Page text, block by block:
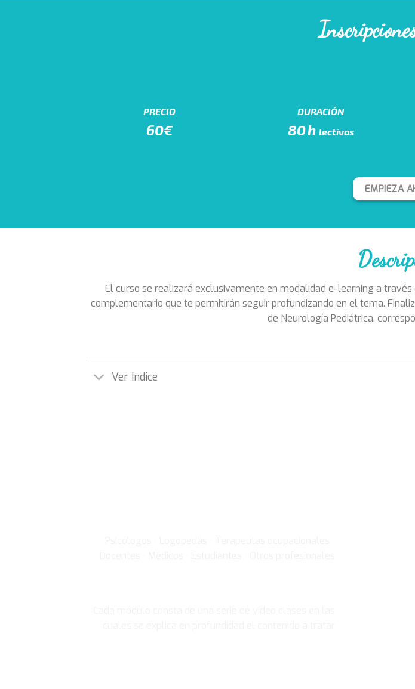
PRECIO
60€
DURACIÓN
80h lectivas
EMPIEZA
El curso se realizará exclusivamente en modalidad e-learning a
complementario que te permitirán seguir profundizando en el tema.
de Neurología Pediátrica,
Ver Indice